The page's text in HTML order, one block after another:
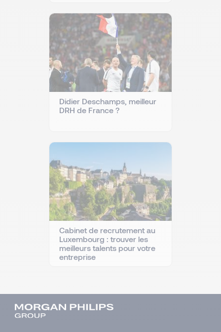
Didier Deschamps, meilleur
DRH de France ?
Cabinet de recrutement au
Luxembourg : trouver les
meilleurs talents pour votre
entreprise